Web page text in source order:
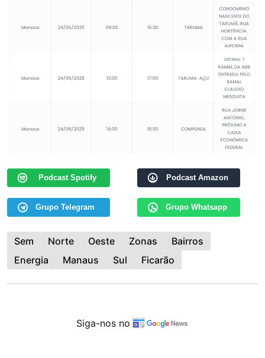
Podcast Spotify Podcast Amazon
Grupo Telegram Grupo Whatsapp
Sem Norte Oeste Zonas
Bairros
Energia
Manaus Sul Ficarão
Siga-nos no